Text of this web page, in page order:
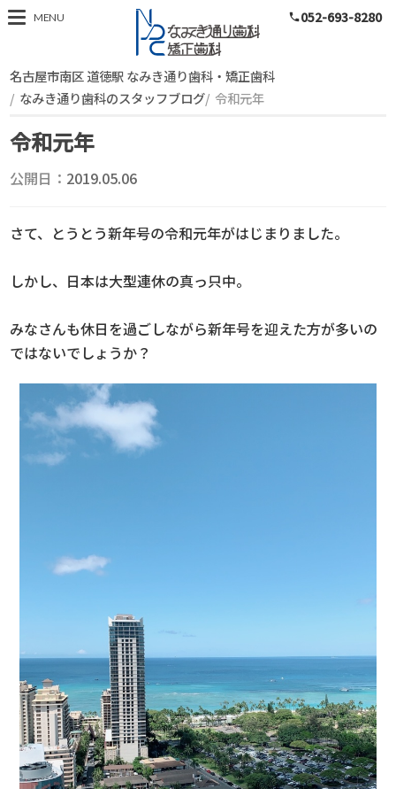
スタッフブログ
MENU phone052-693-8280
名古屋市南区 道徳駅 なみき通り歯科・矯正歯科
なみき通り歯科のスタッフブログ 令和元年
令和元年
公開日： 2019.05.06
さて、とうとう新年号の令和元年がはじまりました。
しかし、日本は大型連休の真っ只中。
みなさんも休日を過ごしながら新年号を迎えた方が多いの
ではないでしょうか？